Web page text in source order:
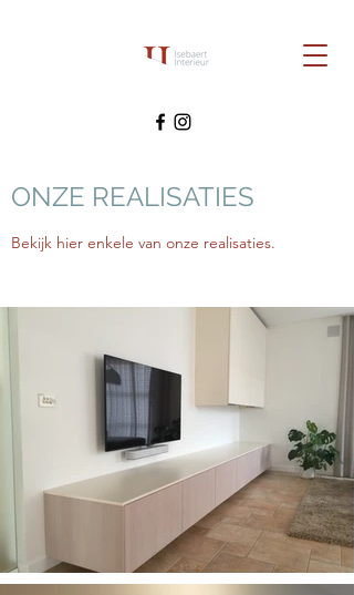
ONZE REALISATIES
Bekijk hier enkele van onze realisaties.